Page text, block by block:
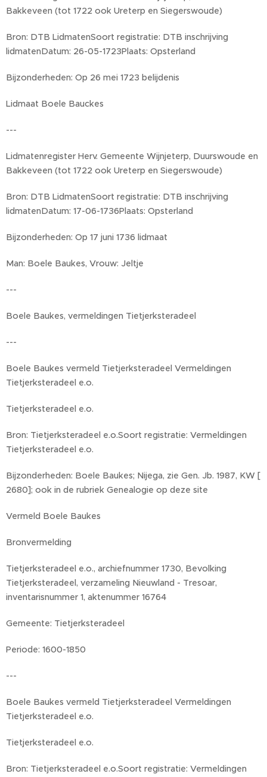
Bakkeveen (tot 1722 ook Ureterp en Siegerswoude)
Bron: DTB LidmatenSoort registratie: DTB inschrijving
lidmatenDatum: 26-05-1723Plaats: Opsterland
Bijzonderheden: Op 26 mei 1723 belijdenis
Lidmaat Boele Bauckes
---
Lidmatenregister Herv. Gemeente Wijnjeterp, Duurswoude en
Bakkeveen (tot 1722 ook Ureterp en Siegerswoude)
Bron: DTB LidmatenSoort registratie: DTB inschrijving
lidmatenDatum: 17-06-1736Plaats: Opsterland
Bijzonderheden: Op 17 juni 1736 lidmaat
Man: Boele Baukes, Vrouw: Jeltje
---
Boele Baukes, vermeldingen Tietjerksteradeel
---
Boele Baukes vermeld Tietjerksteradeel Vermeldingen
Tietjerksteradeel e.o.
Tietjerksteradeel e.o.
Bron: Tietjerksteradeel e.o.Soort registratie: Vermeldingen
Tietjerksteradeel e.o.
Bijzonderheden: Boele Baukes; Nijega, zie Gen. Jb. 1987, KW [
2680]; ook in de rubriek Genealogie op deze site
Vermeld Boele Baukes
Bronvermelding
Tietjerksteradeel e.o., archiefnummer 1730, Bevolking
Tietjerksteradeel, verzameling Nieuwland - Tresoar,
inventarisnummer 1, aktenummer 16764
Gemeente: Tietjerksteradeel
Periode: 1600-1850
---
Boele Baukes vermeld Tietjerksteradeel Vermeldingen
Tietjerksteradeel e.o.
Tietjerksteradeel e.o.
Bron: Tietjerksteradeel e.o.Soort registratie: Vermeldingen